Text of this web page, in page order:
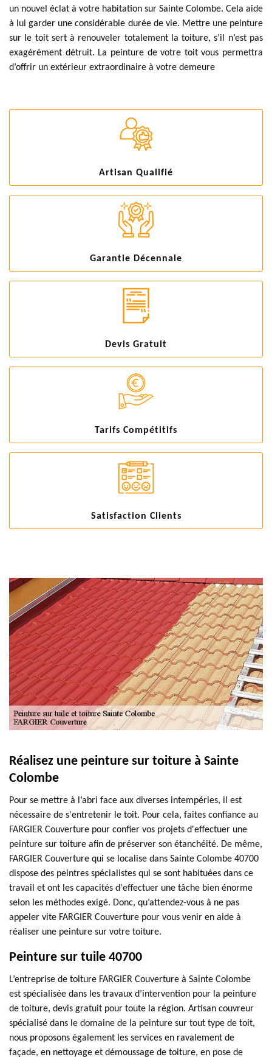
un nouvel éclat à votre habitation sur Sainte Colombe. Cela aide
à lui garder une considérable durée de vie. Mettre une peinture
sur le toit sert à renouveler totalement la toiture, s’il n’est pas
exagérément détruit. La peinture de votre toit vous permettra
d’offrir un extérieur extraordinaire à votre demeure
Artisan Qualifié
Garantie Décennale
Devis Gratuit
Tarifs Compétitifs
Satisfaction Clients
Réalisez une peinture sur toiture à Sainte
Colombe
Pour se mettre à l’abri face aux diverses intempéries, il est
nécessaire de s'entretenir le toit. Pour cela, faites confiance au
FARGIER Couverture pour confier vos projets d'effectuer une
peinture sur toiture afin de préserver son étanchéité. De même,
FARGIER Couverture qui se localise dans Sainte Colombe 40700
dispose des peintres spécialistes qui se sont habituées dans ce
travail et ont les capacités d'effectuer une tâche bien énorme
selon les méthodes exigé. Donc, qu’attendez-vous à ne pas
appeler vite FARGIER Couverture pour vous venir en aide à
réaliser une peinture sur votre toiture.
Peinture sur tuile 40700
L’entreprise de toiture FARGIER Couverture à Sainte Colombe
est spécialisée dans les travaux d’intervention pour la peinture
de toiture, devis gratuit pour toute la région. Artisan couvreur
spécialisé dans le domaine de la peinture sur tout type de toit,
nous proposons également les services en ravalement de
façade, en nettoyage et démoussage de toiture, en pose de